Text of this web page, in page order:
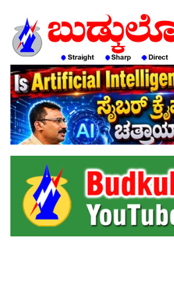
EDITORIAL
ENGLISH
KANNADA
INTERVIEWS
LITERATURE
ENTERTAINMENT
HEALTH